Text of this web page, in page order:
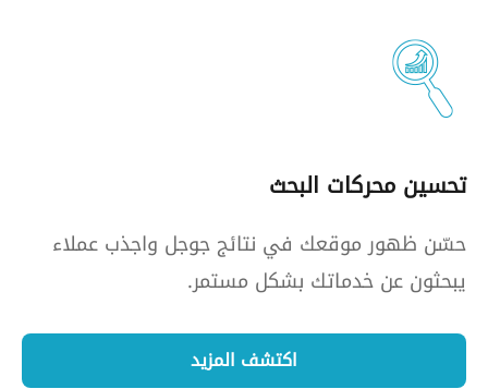
تحسين محركات البحث
حسّن ظهور موقعك في نتائج جوجل واجذب عملاء
يبحثون عن خدماتك بشكل مستمر.
اكتشف المزيد